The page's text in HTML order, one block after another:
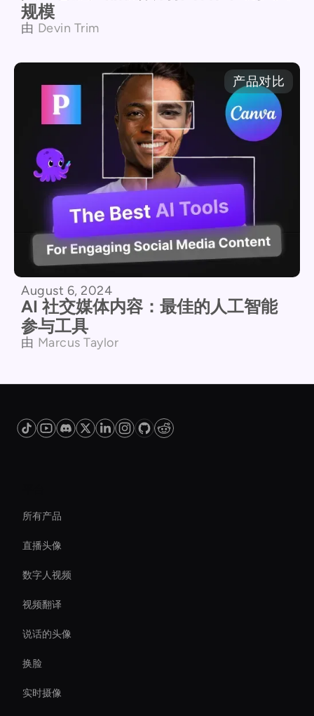
规模
由 Devin Trim
产品对比
August 6, 2024
AI 社交媒体内容：最佳的人工智能
参与工具
由 Marcus Taylor
所有产品
直播头像
数字人视频
视频翻译
说话的头像
换脸
实时摄像